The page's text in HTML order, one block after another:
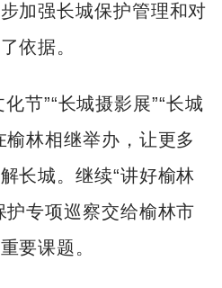
加强长城保护管理和对
依据。
节”“长城摄影展”“长城
榆林相继举办，让更多
长城。继续“讲好榆林
护专项巡察交给榆林市
要课题。